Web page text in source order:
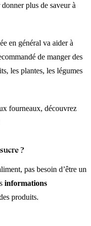
plus de saveur à
en général va aider à
de manger des
les plantes, les légumes
fourneaux, découvrez
?
pas besoin d’être un
informations
produits.